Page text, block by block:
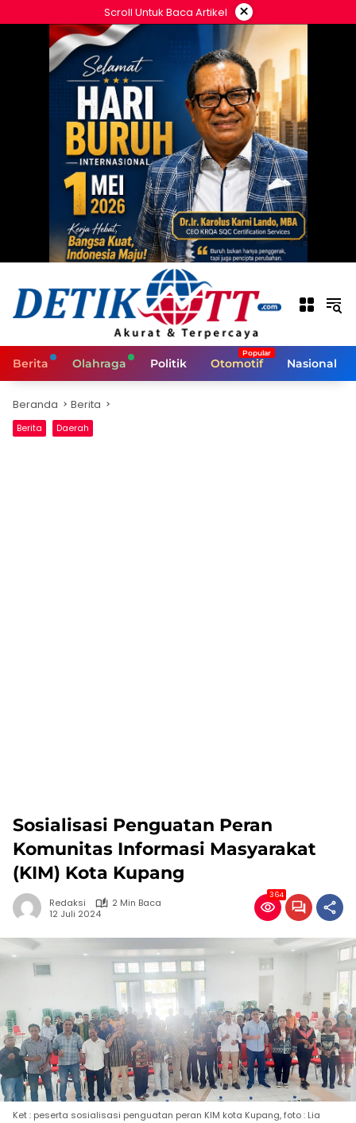
ke
Scroll Untuk Baca Artikel ×
Berita Olahraga Politik Otomotif Nasional
Beranda Berita
Berita Daerah
Sosialisasi Penguatan Peran
Komunitas Informasi Masyarakat
(KIM) Kota Kupang
Redaksi
2 Min Baca
12 Juli 2024
364
Ket : peserta sosialisasi penguatan peran KIM kota Kupang, foto : Lia